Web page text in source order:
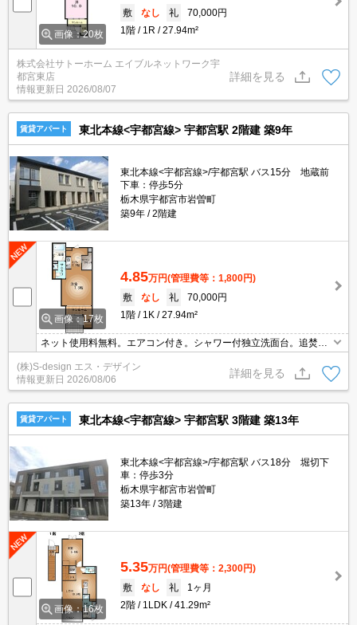
画像：20枚
敷
なし 礼
70,000円
1階
1R 27.94m²
株式会社サトーホーム エイブルネットワーク宇
都宮東店
情報更新日 2026/08/07
詳細を見る
賃貸アパート 東北本線<宇都宮線> 宇都宮駅 2階建 築9年
東北本線<宇都宮線>/宇都宮駅 バス15分 地蔵前
下車：停歩5分
栃木県宇都宮市岩曽町
築9年
2階建
画像：17枚
4.85万円(管理費等：1,800円)
敷
なし 礼
70,000円
1階
1K 27.94m²
ネット使用料無料。エアコン付き。シャワー付独立洗面台。追焚給
湯。物置。ＴＶインターホン付き。浴室乾燥機付。温水洗浄便座付
き。宅配ボックス。照明器具付き。シューズボックス付き。メモリ
ーキー。室内物干しあり。
(株)S-design エス・デザイン
情報更新日 2026/08/06
詳細を見る
賃貸アパート 東北本線<宇都宮線> 宇都宮駅 3階建 築13年
東北本線<宇都宮線>/宇都宮駅 バス18分 堀切下
車：停歩3分
栃木県宇都宮市岩曽町
築13年
3階建
画像：16枚
5.35万円(管理費等：2,300円)
敷
なし 礼
1ヶ月
2階
1LDK 41.29m²